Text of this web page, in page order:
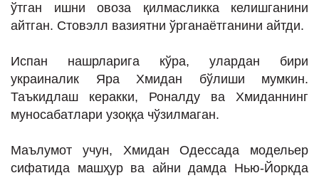
СПОРТ
ўтган ишни овоза қилмасликка келишганини
айтган. Стовэлл вазиятни ўрганаётганини айтди.
Испан нашрларига кўра, улардан бири
украиналик Яра Хмидан бўлиши мумкин.
Таъкидлаш керакки, Роналду ва Хмиданнинг
муносабатлари узоққа чўзилмаган.
Маълумот учун, Хмидан Одессада модельер
сифатида машҳур ва айни дамда Нью-Йоркда